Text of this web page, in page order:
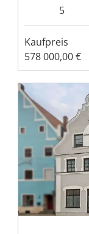
5
Kaufpreis
578 000,00 €